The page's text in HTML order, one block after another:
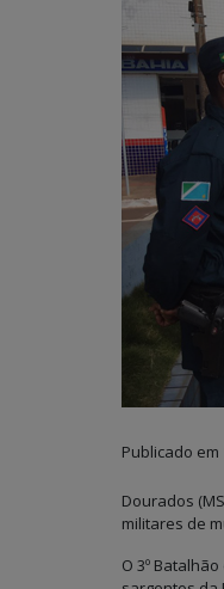
Publicado em
Dourados
militares de
O 3º